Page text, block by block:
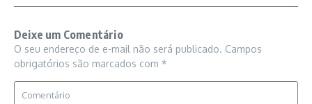
Deixe um Comentário
O seu endereço de e-mail não será publicado. Campos
obrigatórios são marcados com *